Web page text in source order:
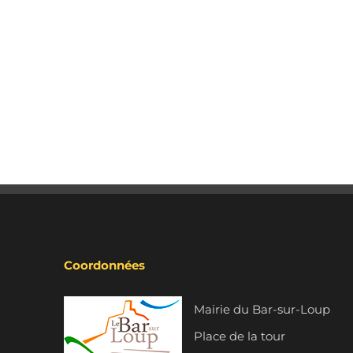
Coordonnées
Mairie du Bar-sur-Loup
Place de la tour